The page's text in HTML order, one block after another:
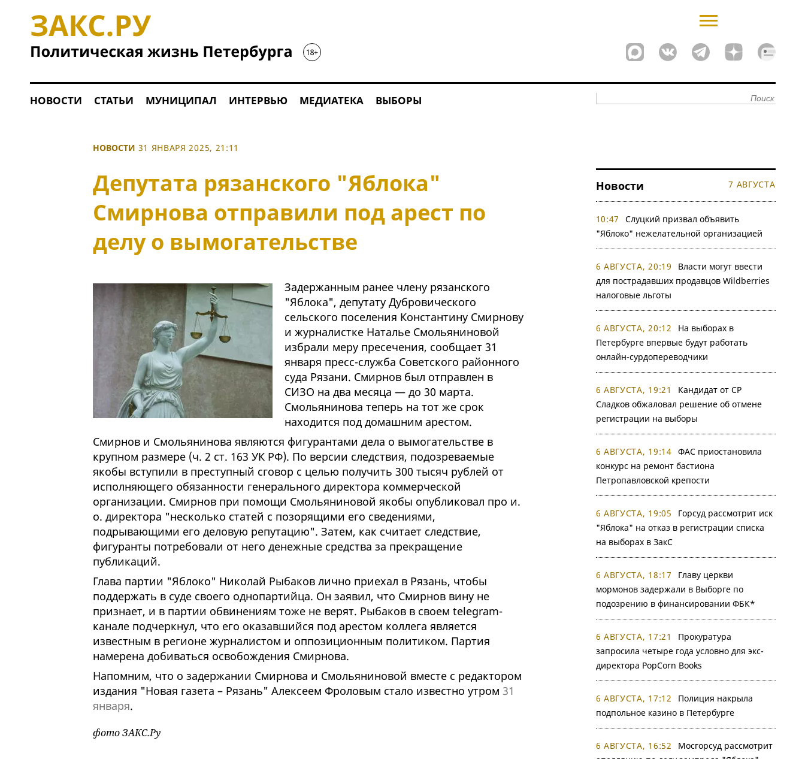
НОВОСТИ СТАТЬИ МУНИЦИПАЛ ИНТЕРВЬЮ МЕДИАТЕКА ВЫБОРЫ
НОВОСТИ 31 ЯНВАРЯ 2025, 21:11
Депутата рязанского "Яблока"
Смирнова отправили под арест по
делу о вымогательстве
Задержанным ранее члену рязанского
"Яблока", депутату Дубровического
сельского поселения Конcтантину Смирнову
и журналистке Наталье Смольяниновой
избрали меру пресечения, сообщает 31
января пресс-служба Советского районного
суда Рязани. Смирнов был отправлен в
СИЗО на два месяца — до 30 марта.
Смольянинова теперь на тот же срок
находится под домашним арестом.
Смирнов и Смольянинова являются фигурантами дела о вымогательстве в
крупном размере (ч. 2 ст. 163 УК РФ). По версии следствия, подозреваемые
якобы вступили в преступный сговор с целью получить 300 тысяч рублей от
исполняющего обязанности генерального директора коммерческой
организации. Смирнов при помощи Смольяниновой якобы опубликовал про и.
о. директора "несколько статей с позорящими его сведениями,
подрывающими его деловую репутацию". Затем, как считает следствие,
фигуранты потребовали от него денежные средства за прекращение
публикаций.
Глава партии "Яблоко" Николай Рыбаков лично приехал в Рязань, чтобы
поддержать в суде своего однопартийца. Он заявил, что Смирнов вину не
признает, и в партии обвинениям тоже не верят. Рыбаков в своем telegram-
канале подчеркнул, что его оказавшийся под арестом коллега является
известным в регионе журналистом и оппозиционным политиком. Партия
намерена добиваться освобождения Смирнова.
Напомним, что о задержании Смирнова и Смольяниновой вместе с редактором
издания "Новая газета – Рязань" Алексеем Фроловым стало известно утром 31
января.
фото ЗАКС.Ру
Новости 7 АВГУСТА
10:47
Слуцкий призвал объявить
"Яблоко" нежелательной организацией
6 АВГУСТА, 20:19
Власти могут ввести
для пострадавших продавцов Wildberries
налоговые льготы
6 АВГУСТА, 20:12
На выборах в
Петербурге впервые будут работать
онлайн-сурдопереводчики
6 АВГУСТА, 19:21
Кандидат от СР
Сладков обжаловал решение об отмене
регистрации на выборы
6 АВГУСТА, 19:14 ФАС приостановила
конкурс на ремонт бастиона
Петропавловской крепости
6 АВГУСТА, 19:05
Горсуд рассмотрит иск
"Яблока" на отказ в регистрации списка
на выборах в ЗакС
6 АВГУСТА, 18:17
Главу церкви
мормонов задержали в Выборге по
подозрению в финансировании ФБК*
6 АВГУСТА, 17:21
Прокуратура
запросила четыре года условно для экс-
директора PopCorn Books
6 АВГУСТА, 17:12
Полиция накрыла
подпольное казино в Петербурге
6 АВГУСТА, 16:52
Мосгорсуд рассмотрит